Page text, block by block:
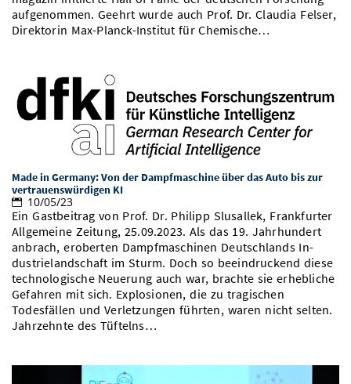
aufgenommen. Geehrt wurde auch Prof. Dr. Claudia Felser,
Direktorin Max-Planck-Institut für Chemische…
Made in Germany: Von der Dampfmaschine über das Auto bis zur
vertrauenswürdigen KI
10/05/23
Ein Gastbeitrag von Prof. Dr. Philipp Slusallek, Frankfurter
Allgemeine Zeitung, 25.09.2023. Als das 19. Jahrhundert
anbrach, eroberten Dampfmaschinen Deutschlands In­
dustrielandschaft im Sturm. Doch so beeindruckend diese
technologische Neuerung auch war, brachte sie erhebliche
Gefahren mit sich. Explosionen, die zu tragischen
Todesfällen und Verletzungen führten, waren nicht selten.
Jahrzehnte des Tüftelns…